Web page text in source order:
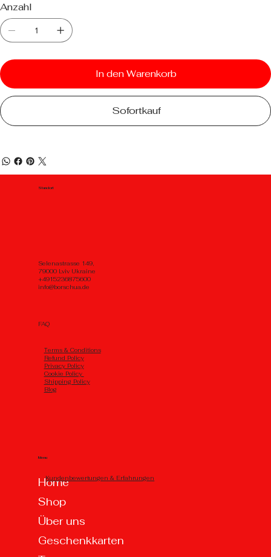
Anzahl
In den Warenkorb
Sofortkauf
Standort
Selenastrasse 149,
79000 Lviv Ukraine
+4915236875600
info@borschua.de
Menu
Home
Shop
Über uns
Geschenkkarten
FAQ
Тerms & Conditions
Refund Policy
Privacy Policy
Cookie Policy
Shipping Policy
Blog
Kundenbewertungen & Erfahrungen